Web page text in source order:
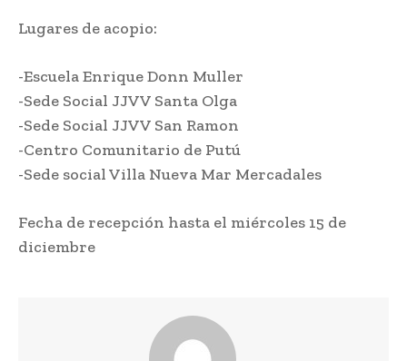
Lugares de acopio:
-Escuela Enrique Donn Muller
-Sede Social JJVV Santa Olga
-Sede Social JJVV San Ramon
-Centro Comunitario de Putú
-Sede social Villa Nueva Mar Mercadales
Fecha de recepción hasta el miércoles 15 de
diciembre